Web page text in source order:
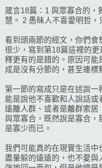
箴言18篇：1 與眾寡合的，
慧。 2 愚昧人不喜愛明哲，
看到頭兩節的經文，你們會
很少，寫到第18篇這裡的
釋更有的是錯的。原因可能
成是沒有分節的，甚至連標
第一節的寫成只是在述說
能是說他不喜歡和人說話
遠離人群、或者是離群索居
與眾寡合，既然說是寡合，
是寡少而已。
我們可能真的在現實生活中
盡量躲的遠遠的，也不愛與